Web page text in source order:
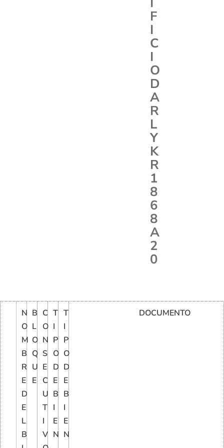
F
I
C
I
O
D
A
R
L
Y
K
R
1
8
6
8
A
2
0
N
O
M
B
R
E
D
E
L
B
B
L
O
Q
U
E
C
O
N
S
E
C
U
T
I
V
T
I
P
O
D
E
B
I
E
N
T
I
P
O
D
E
B
I
E
N
DOCUMENTO